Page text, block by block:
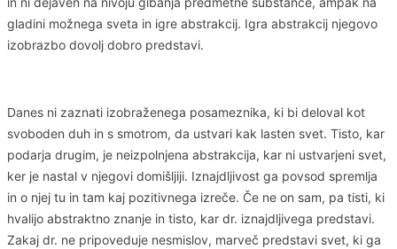
gladini možnega sveta in igre abstrakcij. Igra abstrakcij njegovo
izobrazbo dovolj dobro predstavi.
Danes ni zaznati izobraženega posameznika, ki bi deloval kot
svoboden duh in s smotrom, da ustvari kak lasten svet. Tisto, kar
podarja drugim, je neizpolnjena abstrakcija, kar ni ustvarjeni svet,
ker je nastal v njegovi domišljiji. Iznajdljivost ga povsod spremlja
in o njej tu in tam kaj pozitivnega izreče. Če ne on sam, pa tisti, ki
hvalijo abstraktno znanje in tisto, kar dr. iznajdljivega predstavi.
Zakaj dr. ne pripoveduje nesmislov, marveč predstavi svet, ki ga